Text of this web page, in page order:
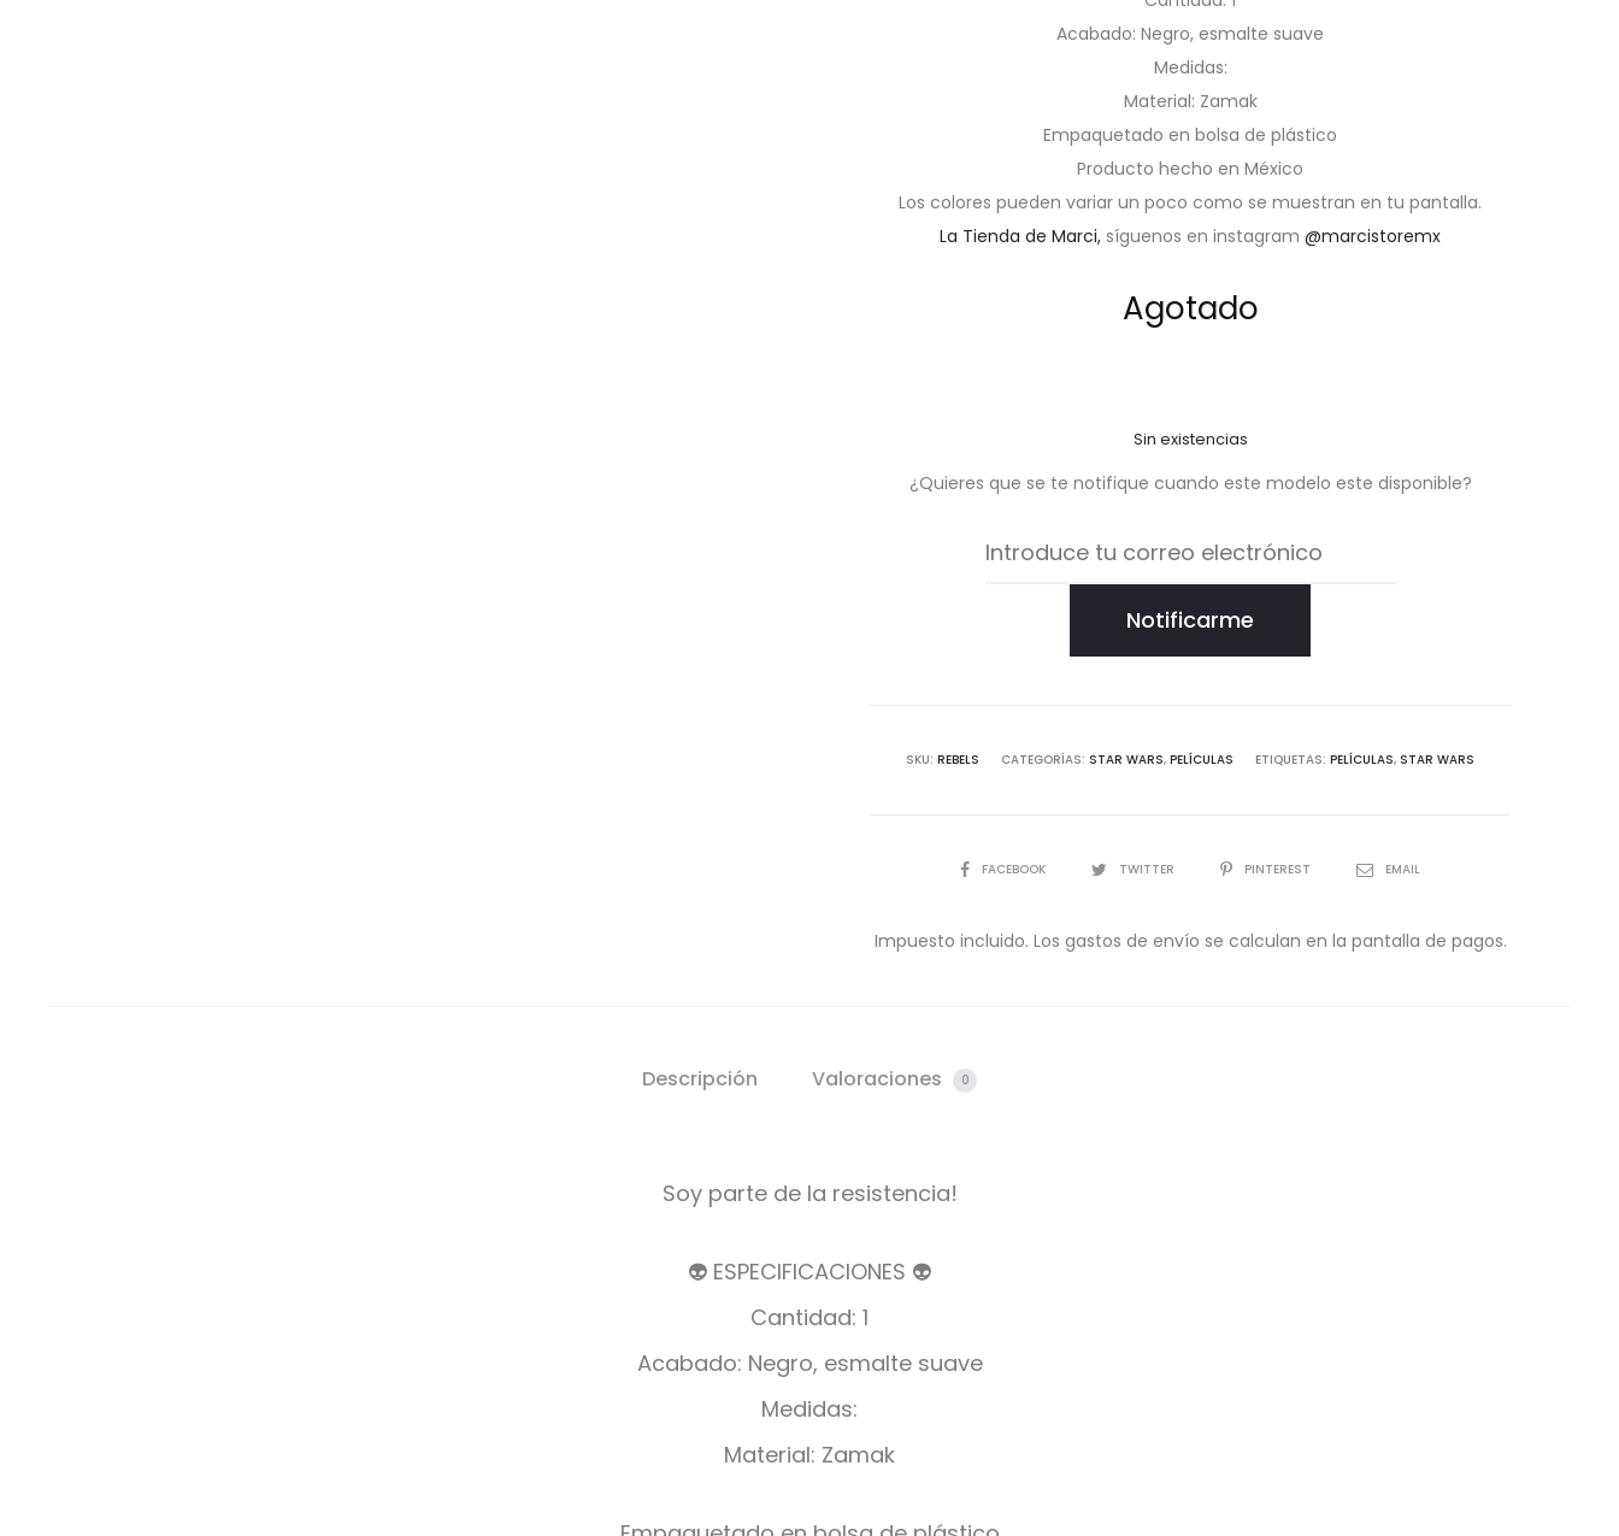
Acabado: Negro, esmalte suave
Medidas:
Material: Zamak
Empaquetado en bolsa de plástico
Producto hecho en México
Los colores pueden variar un poco como se muestran en tu pantalla.
La Tienda de Marci, síguenos en instagram @marcistoremx
Agotado
Sin existencias
¿Quieres que se te notifique cuando este modelo este disponible?
Notificarme
SKU: REBELS CATEGORÍAS: STAR WARS, PELÍCULAS ETIQUETAS: PELÍCULAS, STAR WARS
COMPARTIR
FACEBOOK TWITTER PINTEREST EMAIL
Impuesto incluido. Los gastos de envío se calculan en la pantalla de pagos.
Descripción Valoraciones 0
Soy parte de la resistencia!
👽 ESPECIFICACIONES 👽
Cantidad: 1
Acabado: Negro, esmalte suave
Medidas:
Material: Zamak